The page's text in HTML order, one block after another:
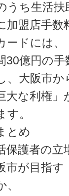
うち生活
加盟店手数
ードには、
30億円の
、大阪市
大な利権
す。
とめ
保護者の立
市が目指す
、